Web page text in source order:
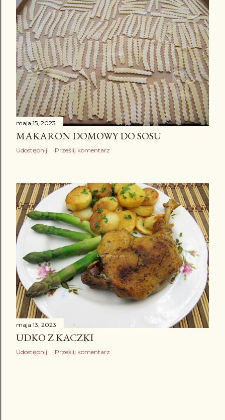
maja 15, 2023
MAKARON DOMOWY DO SOSU
Udostępnij Prześlij komentarz
maja 13, 2023
UDKO Z KACZKI
Udostępnij Prześlij komentarz